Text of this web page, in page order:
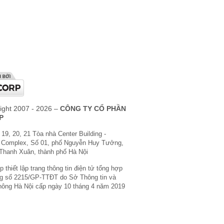
2007 - 2026 – CÔNG TY CỔ PHẦN
20, 21 Tòa nhà Center Building -
Complex, Số 01, phố Nguyễn Huy Tưởng,
Xuân, thành phố Hà Nội
thiết lập trang thông tin điện tử tổng hợp
số 2215/GP-TTĐT do Sở Thông tin và
Hà Nội cấp ngày 10 tháng 4 năm 2019